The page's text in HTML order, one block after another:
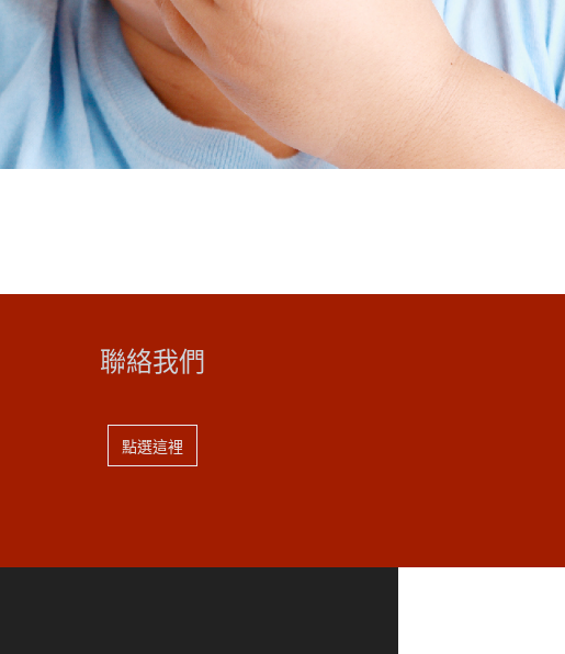
聯絡我們
點選這裡